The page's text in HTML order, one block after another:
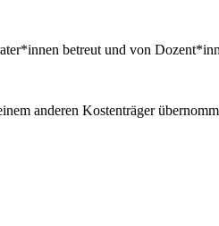
betreut und von
anderen Kostenträger